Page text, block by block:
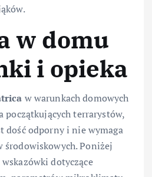
w domu
i opieka
w warunkach domowych
początkujących terrarystów,
dość odporny i nie wymaga
środowiskowych. Poniżej
dotyczące